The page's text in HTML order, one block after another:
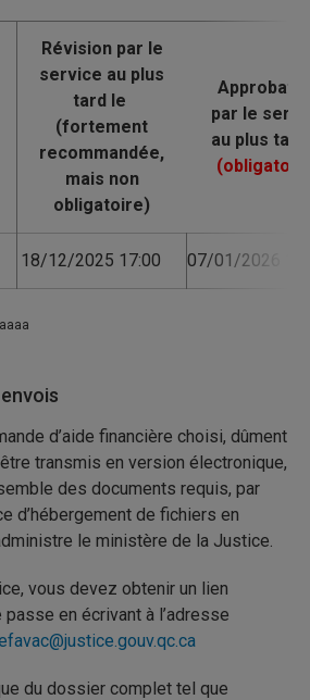
18/12/2025 17:00 07/01/2026
d’aide financière choisi, dûment
transmis en version électronique,
des documents requis, par
d’hébergement de fichiers en
le ministère de la Justice.
vous devez obtenir un lien
passe en écrivant à l’adresse
du dossier complet tel que